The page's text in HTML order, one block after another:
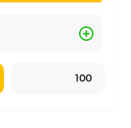
Quantity